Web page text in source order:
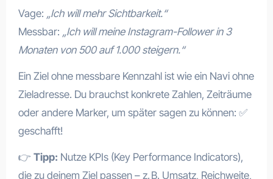
Vage: „Ich will mehr Sichtbarkeit.“
Messbar: „Ich will meine Instagram-Follower in 3
Monaten von 500 auf 1.000 steigern.“
Ein Ziel ohne messbare Kennzahl ist wie ein Navi ohne
Zieladresse. Du brauchst konkrete Zahlen, Zeiträume
oder andere Marker, um später sagen zu können: ✅
geschafft!
👉 Tipp: Nutze KPIs (Key Performance Indicators),
die zu deinem Ziel passen – z. B. Umsatz, Reichweite,